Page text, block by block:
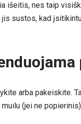
išeitis, nes taip
sustos, kad
arba pakeiskite.
(jei ne